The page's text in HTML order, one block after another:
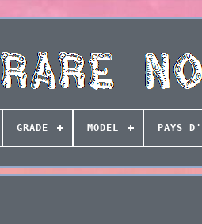
GRADE MODEL PAYS